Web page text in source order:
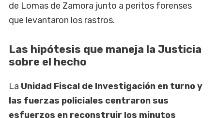
de Lomas de Zamora junto a peritos forenses
que levantaron los rastros.
Las hipótesis que maneja la Justicia
sobre el hecho
La Unidad Fiscal de Investigación en turno y
las fuerzas policiales centraron sus
esfuerzos en reconstruir los minutos